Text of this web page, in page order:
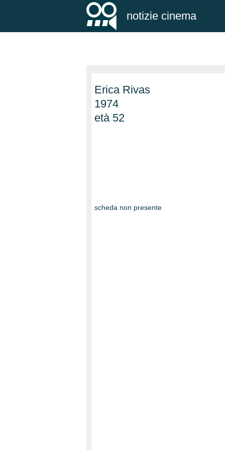
notizie cinema
Erica Rivas
1974
età 52
scheda non presente